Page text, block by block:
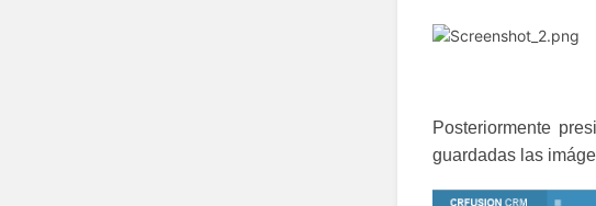
Posteriormente
guardadas las